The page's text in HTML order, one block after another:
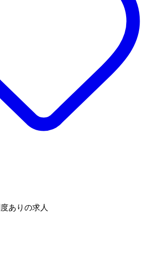
ありの求人